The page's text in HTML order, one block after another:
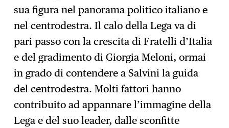
sua figura nel panorama politico italiano e
nel centrodestra. Il calo della Lega va di
pari passo con la crescita di Fratelli d’Italia
e del gradimento di Giorgia Meloni, ormai
in grado di contendere a Salvini la guida
del centrodestra. Molti fattori hanno
contribuito ad appannare l’immagine della
Lega e del suo leader, dalle sconfitte